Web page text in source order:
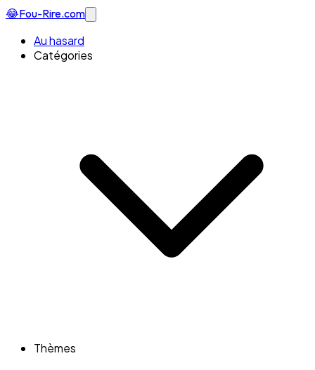
😂Fou-Rire.com
Au hasard
Catégories
Thèmes